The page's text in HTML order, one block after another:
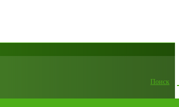
Поиск